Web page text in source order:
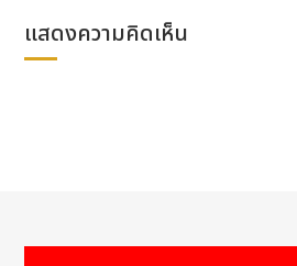
เชื่อถือโดยรวมได้เป็นอย่างดี อนึ่
สนามแข่งสามารถนำไปสู่การพัฒนา
แสดงความคิดเห็น